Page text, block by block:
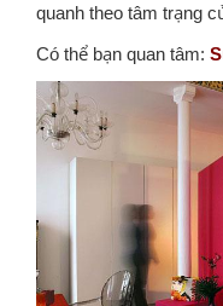
quanh theo tâm trạng
Có thể bạn quan tâm: